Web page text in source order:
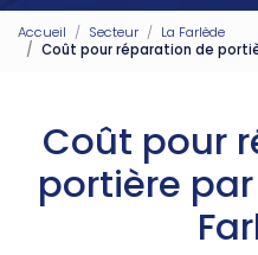
Accueil Secteur
La Farlède
Coût pour réparation de
Coût pour
portière